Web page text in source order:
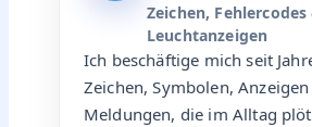
Zeichen, Fehlercodes
Leuchtanzeigen
Ich beschäftige mich seit
Zeichen, Symbolen,
Meldungen, die im Alltag